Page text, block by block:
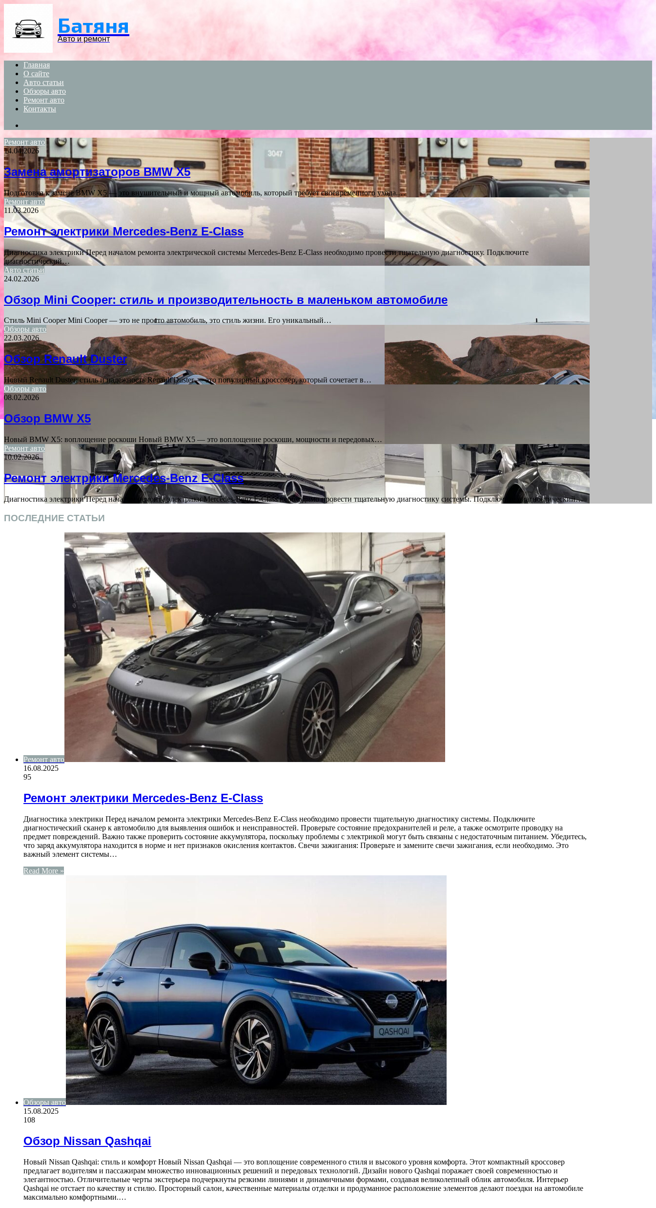
Батяня
Авто и ремонт
Главная
О сайте
Авто статьи
Обзоры авто
Ремонт авто
Контакты
Ремонт авто
14.04.2026
Замена амортизаторов BMW X5
Подготовка к замене BMW X5 — это внушительный и мощный автомобиль, который требует своевременного ухода.…
Ремонт авто
11.03.2026
Ремонт электрики Mercedes-Benz E-Class
Диагностика электрики Перед началом ремонта электрической системы Mercedes-Benz E-Class необходимо провести тщательную диагностику. Подключите
диагностический…
Авто статьи
24.02.2026
Обзор Mini Cooper: стиль и производительность в маленьком автомобиле
Стиль Mini Cooper Mini Cooper — это не просто автомобиль, это стиль жизни. Его уникальный…
Обзоры авто
22.03.2026
Обзор Renault Duster
Новый Renault Duster: стиль и надежность Renault Duster — это популярный кроссовер, который сочетает в…
Обзоры авто
08.02.2026
Обзор BMW X5
Новый BMW X5: воплощение роскоши Новый BMW X5 — это воплощение роскоши, мощности и передовых…
Ремонт авто
10.02.2026
Ремонт электрики Mercedes-Benz E-Class
Диагностика электрики Перед началом ремонта электрики Mercedes-Benz E-Class необходимо провести тщательную диагностику системы. Подключите диагностический…
ПОСЛЕДНИЕ СТАТЬИ
Ремонт авто
16.08.2025
95
Ремонт электрики Mercedes-Benz E-Class
Диагностика электрики Перед началом ремонта электрики Mercedes-Benz E-Class необходимо провести тщательную диагностику системы. Подключите
диагностический сканер к автомобилю для выявления ошибок и неисправностей. Проверьте состояние предохранителей и реле, а также осмотрите проводку на
предмет повреждений. Важно также проверить состояние аккумулятора, поскольку проблемы с электрикой могут быть связаны с недостаточным питанием. Убедитесь,
что заряд аккумулятора находится в норме и нет признаков окисления контактов. Свечи зажигания: Проверьте и замените свечи зажигания, если необходимо. Это
важный элемент системы…
Read More »
Обзоры авто
15.08.2025
108
Обзор Nissan Qashqai
Новый Nissan Qashqai: стиль и комфорт Новый Nissan Qashqai — это воплощение современного стиля и высокого уровня комфорта. Этот компактный кроссовер
предлагает водителям и пассажирам множество инновационных решений и передовых технологий. Дизайн нового Qashqai поражает своей современностью и
элегантностью. Отличительные черты экстерьера подчеркнуты резкими линиями и динамичными формами, создавая великолепный облик автомобиля. Интерьер
Qashqai не отстает по качеству и стилю. Просторный салон, качественные материалы отделки и продуманное расположение элементов делают поездки на автомобиле
максимально комфортными.…